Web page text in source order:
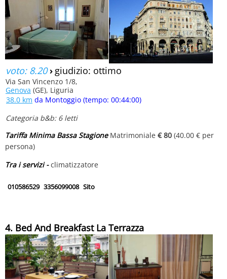
voto: 8.20› giudizio: ottimo
Via San Vincenzo 1/8,
Genova (GE), Liguria
38.0 km da Montoggio (tempo: 00:44:00)
Categoria b&b: 6 letti
Tariffa Minima Bassa StagioneMatrimoniale € 80 (40.00 € per
persona)
Tra i servizi -climatizzatore
010586529 3356099008 Sito
4. Bed And Breakfast La Terrazza